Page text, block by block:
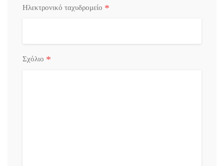
Ηλεκτρονικό ταχυδρομείο *
Σχόλιο *